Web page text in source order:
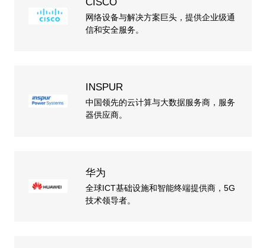
网络设备与解决方案巨头，提供企业级通
信和安全服务。
INSPUR
中国领先的云计算与大数据服务商，服务
器供应商。
华为
全球ICT基础设施和智能终端提供商，5G
技术领导者。